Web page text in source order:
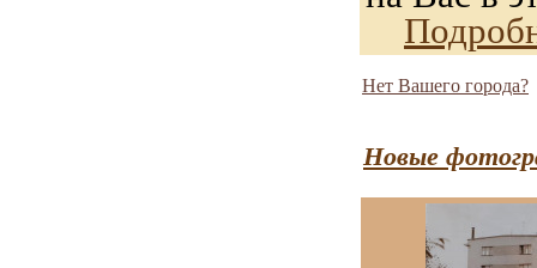
Нет Вашего города?
Новые